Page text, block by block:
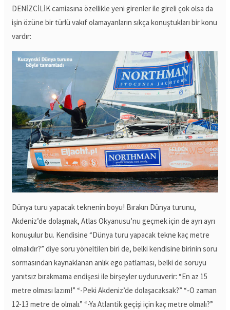
DENİZCİLİK camiasına özellikle yeni girenler ile gireli çok olsa da
işin özüne bir türlü vakıf olamayanların sıkça konuştukları bir konu
vardır:
Dünya turu yapacak teknenin boyu! Bırakın Dünya turunu,
Akdeniz’de dolaşmak, Atlas Okyanusu’nu geçmek için de ayrı ayrı
konuşulur bu. Kendisine “Dünya turu yapacak tekne kaç metre
olmalıdır?” diye soru yöneltilen biri de, belki kendisine birinin soru
sormasından kaynaklanan anlık ego patlaması, belki de soruyu
yanıtsız bırakmama endişesi ile birşeyler uyduruverir: “En az 15
metre olması lazım!” “-Peki Akdeniz’de dolaşacaksak?” “-O zaman
12-13 metre de olmalı.” “-Ya Atlantik geçişi için kaç metre olmalı?”